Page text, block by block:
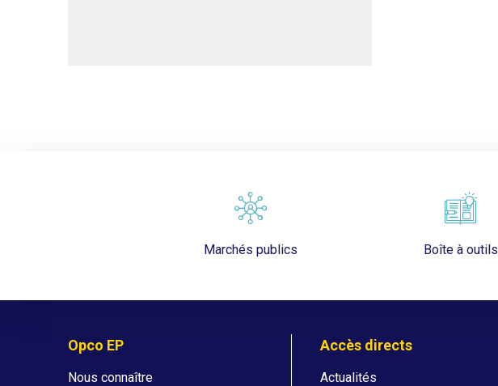
Marchés publics Boîte à outils
Opco EP
Nous connaître
Accès directs
Actualités